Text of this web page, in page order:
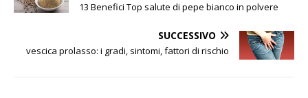
13 Benefici Top salute di pepe bianco in polvere
SUCCESSIVO
vescica prolasso: i gradi, sintomi, fattori di rischio